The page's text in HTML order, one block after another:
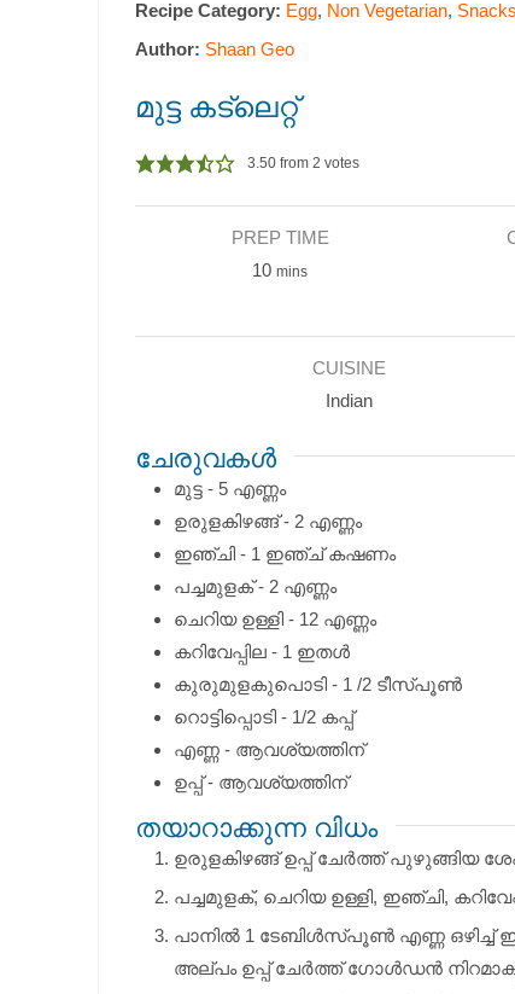
Recipe Category: Egg, Non Vegetarian, Snacks
Author: Shaan Geo
മുട്ട കട്‌ലെറ്റ്‌
3.50from 2 votes
PREP TIME
10minutes
mins
CUISINE
Indian
ചേരുവകൾ
മുട്ട - 5 എണ്ണം
ഉരുളകിഴങ്ങ് - 2 എണ്ണം
ഇഞ്ചി - 1 ഇഞ്ച്‌ കഷണം
പച്ചമുളക് - 2 എണ്ണം
ചെറിയ ഉള്ളി - 12 എണ്ണം
കറിവേപ്പില - 1 ഇതള്‍
കുരുമുളകുപൊടി - 1 /2 ടീസ്പൂണ്‍
റൊട്ടിപ്പൊടി - 1/2 കപ്പ്‌
എണ്ണ - ആവശ്യത്തിന്
ഉപ്പ് - ആവശ്യത്തിന്
തയാറാക്കുന്ന വിധം
ഉരുളകിഴങ്ങ് ഉപ്പ് ചേര്‍ത്ത് പുഴുങ്ങിയ
പച്ചമുളക്, ചെറിയ ഉള്ളി, ഇഞ്ചി,
പാനില്‍ 1 ടേബിള്‍സ്പൂണ്‍ എണ്ണ ഒഴിച്ച്
അല്പം ഉപ്പ് ചേര്‍ത്ത് ഗോള്‍ഡന്‍